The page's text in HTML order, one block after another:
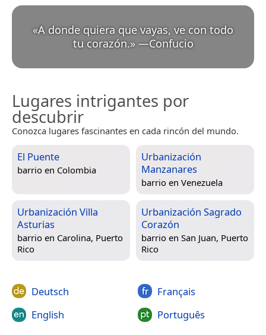
«A donde quiera que vayas, ve con todo
tu corazón.» —Confucio
Lugares intrigantes por
descubrir
Conozca lugares fascinantes en cada rincón del mundo.
El Puente
barrio en Colombia
Urbanización
Manzanares
barrio en Venezuela
Urbanización Villa
Asturias
barrio en Carolina, Puerto
Rico
Urbanización Sagrado
Corazón
barrio en San Juan, Puerto
Rico
Deutsch
English
Français
Português